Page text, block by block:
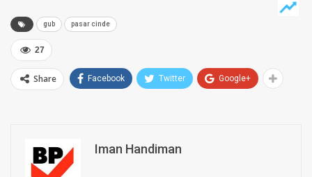
gub pasar cinde
27
Share Facebook Twitter Google+
Iman Handiman